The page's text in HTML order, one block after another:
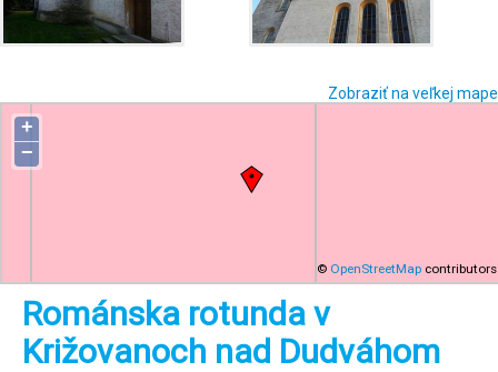
Zobraziť na veľkej mape
+
−
© OpenStreetMap contributors
Románska rotunda v
Križovanoch nad Dudváhom